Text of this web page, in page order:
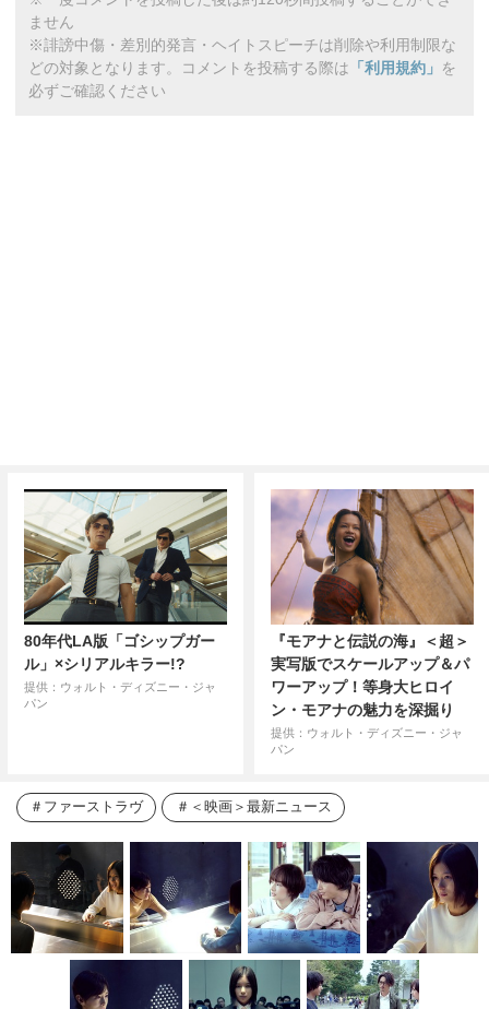
ません
※誹謗中傷・差別的発言・ヘイトスピーチは削除や利用制限な
どの対象となります。コメントを投稿する際は 「利用規約」 を
必ずご確認ください
80年代LA版「ゴシップガー
ル」×シリアルキラー!?
提供：ウォルト・ディズニー・ジャ
パン
『モアナと伝説の海』＜超＞
実写版でスケールアップ＆パ
ワーアップ！等身大ヒロイ
ン・モアナの魅力を深掘り
提供：ウォルト・ディズニー・ジャ
パン
ファーストラヴ ＜映画＞最新ニュース